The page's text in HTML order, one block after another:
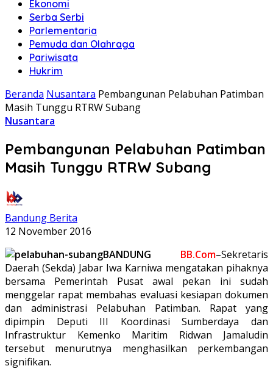
Ekonomi
Serba Serbi
Parlementaria
Pemuda dan Olahraga
Pariwisata
Hukrim
Beranda Nusantara Pembangunan Pelabuhan Patimban
Masih Tunggu RTRW Subang
Nusantara
Pembangunan Pelabuhan Patimban
Masih Tunggu RTRW Subang
Bandung Berita
12 November 2016
BANDUNG BB.Com–Sekretaris
Daerah (Sekda) Jabar Iwa Karniwa mengatakan pihaknya
bersama Pemerintah Pusat awal pekan ini sudah
menggelar rapat membahas evaluasi kesiapan dokumen
dan administrasi Pelabuhan Patimban. Rapat yang
dipimpin Deputi III Koordinasi Sumberdaya dan
Infrastruktur Kemenko Maritim Ridwan Jamaludin
tersebut menurutnya menghasilkan perkembangan
signifikan.